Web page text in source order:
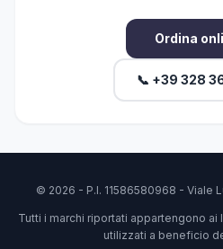
Ordina
📞 +39 328
© 2026 - P.I. 11586580968 - Viale
Tutti i marchi riportati appartengono
utilizzati a beneficio